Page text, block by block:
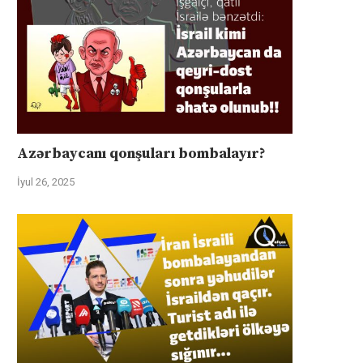
Azərbaycanı qonşuları bombalayır?
İyul 26, 2025